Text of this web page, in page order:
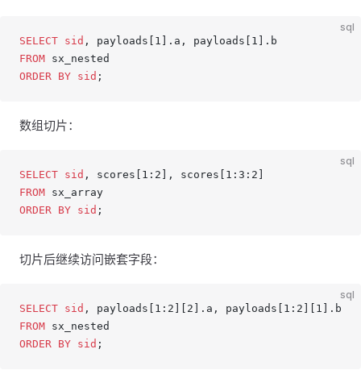
sql
SELECT sid , payloads[1].a, payloads[1].b
FROM sx_nested
ORDER BY sid ;
数组切片：
sql
SELECT sid , scores[1:2], scores[1:3:2]
FROM sx_array
ORDER BY sid ;
切片后继续访问嵌套字段：
sql
SELECT sid , payloads[1:2][2].a, payloads[1:2][1].b
FROM sx_nested
ORDER BY sid ;